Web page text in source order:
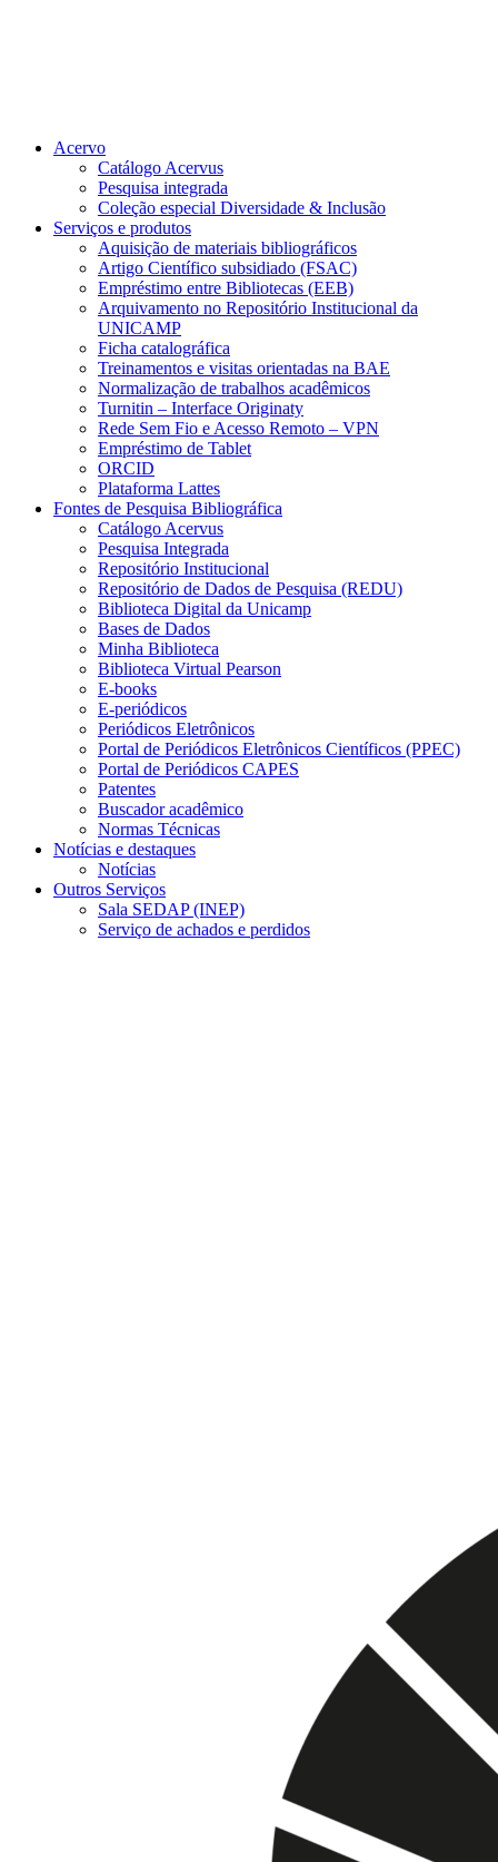
Acervo
Catálogo Acervus
Pesquisa integrada
Coleção especial Diversidade & Inclusão
Serviços e produtos
Aquisição de materiais bibliográficos
Artigo Científico subsidiado (FSAC)
Empréstimo entre Bibliotecas (EEB)
Arquivamento no Repositório Institucional da
UNICAMP
Ficha catalográfica
Treinamentos e visitas orientadas na BAE
Normalização de trabalhos acadêmicos
Turnitin – Interface Originaty
Rede Sem Fio e Acesso Remoto – VPN
Empréstimo de Tablet
ORCID
Plataforma Lattes
Fontes de Pesquisa Bibliográfica
Catálogo Acervus
Pesquisa Integrada
Repositório Institucional
Repositório de Dados de Pesquisa (REDU)
Biblioteca Digital da Unicamp
Bases de Dados
Minha Biblioteca
Biblioteca Virtual Pearson
E-books
E-periódicos
Periódicos Eletrônicos
Portal de Periódicos Eletrônicos Científicos (PPEC)
Portal de Periódicos CAPES
Patentes
Buscador acadêmico
Normas Técnicas
Notícias e destaques
Notícias
Outros Serviços
Sala SEDAP (INEP)
Serviço de achados e perdidos